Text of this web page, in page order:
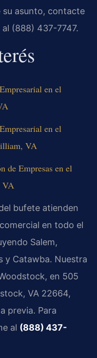
su asunto, contacte
al (888) 437-7747.
en el
en el
VA
de Empresas en el
VA
bufete atienden
en todo el
Salem,
y Catawba. Nuestra
en 505
VA 22664,
previa. Para
al (888) 437-